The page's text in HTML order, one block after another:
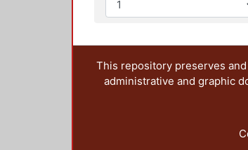
This repository preserves
administrative and graphic